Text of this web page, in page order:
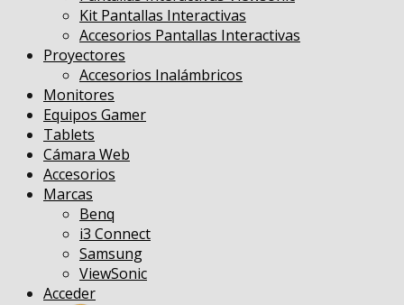
Kit Pantallas Interactivas
Accesorios Pantallas Interactivas
Proyectores
Accesorios Inalámbricos
Monitores
Equipos Gamer
Tablets
Cámara Web
Accesorios
Marcas
Benq
i3 Connect
Samsung
ViewSonic
Acceder